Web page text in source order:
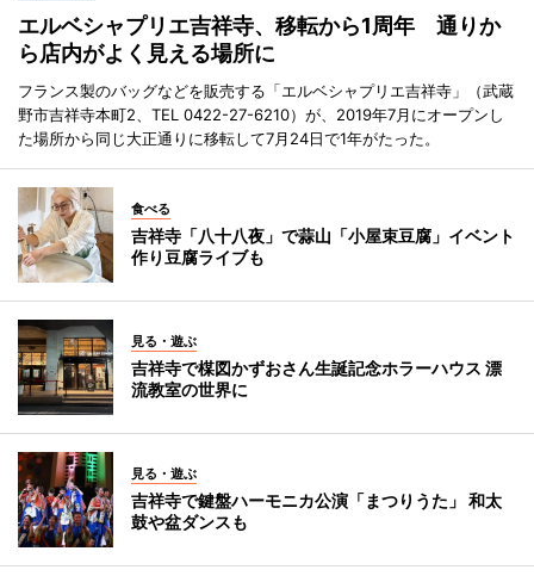
エルベシャプリエ吉祥寺、移転から1周年 通りか
ら店内がよく見える場所に
フランス製のバッグなどを販売する「エルベシャプリエ吉祥寺」（武蔵
野市吉祥寺本町2、TEL 0422-27-6210）が、2019年7月にオープンし
た場所から同じ大正通りに移転して7月24日で1年がたった。
食べる
吉祥寺「八十八夜」で蒜山「小屋束豆腐」イベント
作り豆腐ライブも
見る・遊ぶ
吉祥寺で楳図かずおさん生誕記念ホラーハウス 漂
流教室の世界に
見る・遊ぶ
吉祥寺で鍵盤ハーモニカ公演「まつりうた」 和太
鼓や盆ダンスも